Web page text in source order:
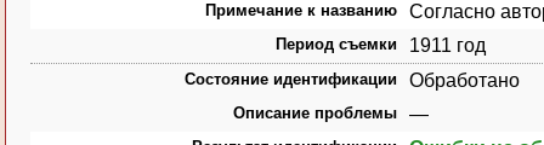
Примечание к названию Согласно
Период съемки 1911 год
Состояние идентификации Обработано
Описание проблемы —